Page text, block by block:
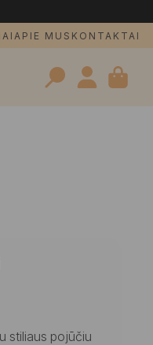
APIE MUS KONTAKTAI
stiliaus pojūčiu